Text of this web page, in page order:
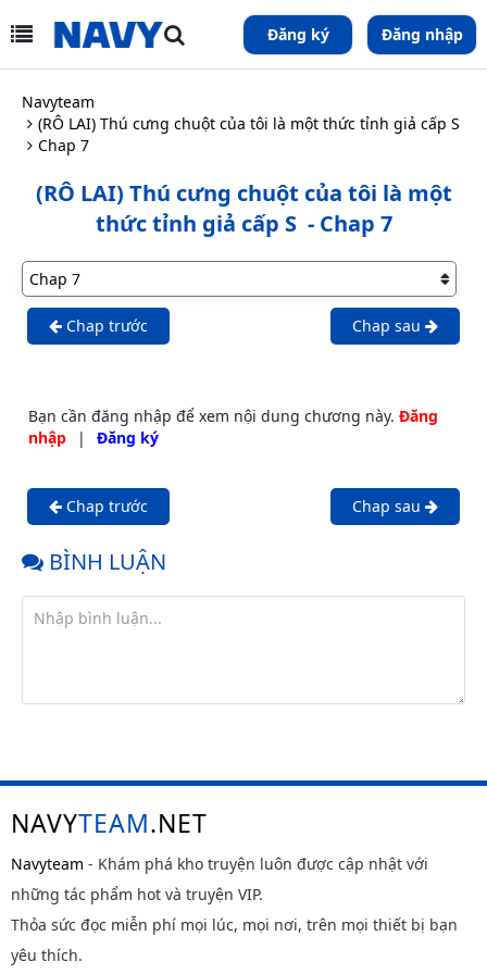
Đăng ký Đăng nhập
Navyteam
(RÔ LAI) Thú cưng chuột của tôi là một thức tỉnh giả cấp S
Chap 7
(RÔ LAI) Thú cưng chuột của tôi là một
thức tỉnh giả cấp S - Chap 7
Chap trước Chap sau
Bạn cần đăng nhập để xem nội dung chương này. Đăng
nhập
| Đăng ký
Chap trước Chap sau
BÌNH LUẬN
NAVYTEAM.NET
Navyteam - Khám phá kho truyện luôn được cập nhật với
những tác phẩm hot và truyện VIP.
Thỏa sức đọc miễn phí mọi lúc, mọi nơi, trên mọi thiết bị bạn
yêu thích.